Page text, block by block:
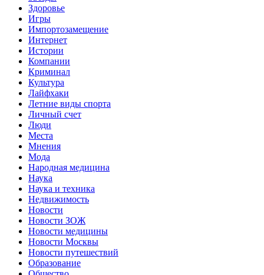
Здоровье
Игры
Импортозамещение
Интернет
Истории
Компании
Криминал
Культура
Лайфхаки
Летние виды спорта
Личный счет
Люди
Места
Мнения
Мода
Народная медицина
Наука
Наука и техника
Недвижимость
Новости
Новости ЗОЖ
Новости медицины
Новости Москвы
Новости путешествий
Образование